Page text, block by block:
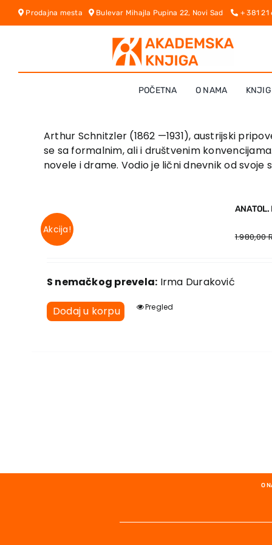
Skip
Prodajna mesta Bulevar Mihajla Pupina 22, Novi Sad + 381
POČETNA O NAMA
Arthur Schnitzler (1862 —1931), austrijski
se sa formalnim, ali i društvenim
novele i drame. Vodio je lični dnevnik od
Akcija!
ANATOL.
1.980,00
S nemačkog prevela: Irma Duraković
Dodaj u korpu Pregled
O